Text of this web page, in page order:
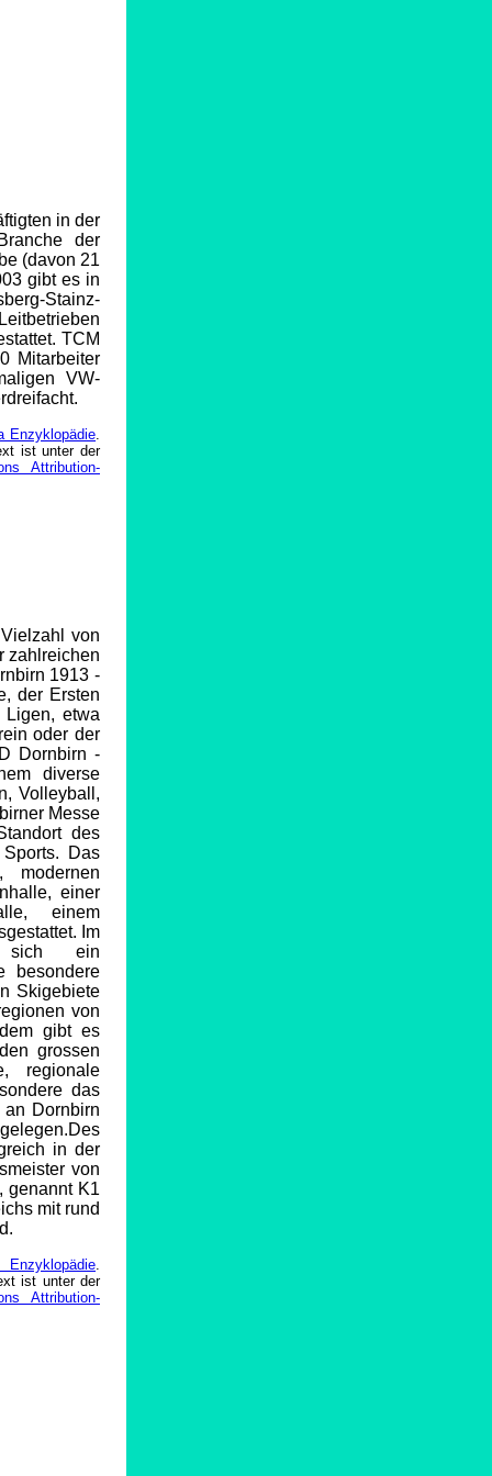
in der
der
(davon 21
gibt es in
Stainz-
TCM
Mitarbeiter
VW-
Enzyklopädie.
ist unter der
Attribution-
von
zahlreichen
1913 -
der Ersten
etwa
oder der
Dornbirn -
diverse
Volleyball,
Messe
des
Das
modernen
einer
einem
Im
sich ein
besondere
Skigebiete
von
gibt es
grossen
regionale
das
Dornbirn
in der
von
genannt K1
mit rund
Enzyklopädie.
ist unter der
Attribution-